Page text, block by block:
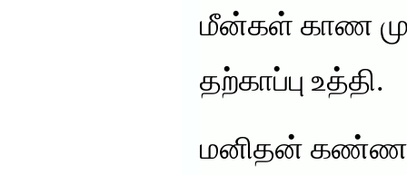
மீன்கள் காண
தற்காப்பு உத்தி.
மனிதன்